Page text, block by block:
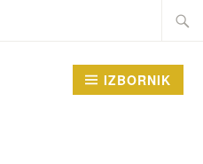
Traži:
IZBORNIK